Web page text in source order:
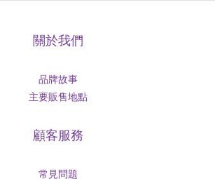
關於我們
品牌故事
主要販售地點
顧客服務
常見問題